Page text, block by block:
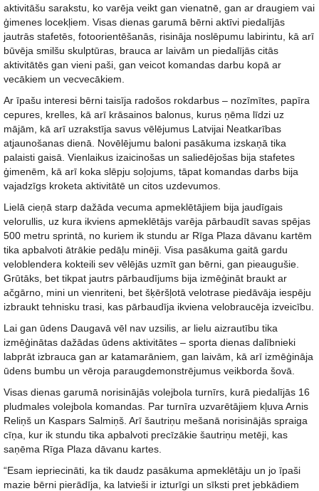
aktivitāšu sarakstu, ko varēja veikt gan vienatnē, gan ar draugiem vai
ģimenes locekļiem. Visas dienas garumā bērni aktīvi piedalījās
jautrās stafetēs, fotoorientēšanās, risināja noslēpumu labirintu, kā arī
būvēja smilšu skulptūras, brauca ar laivām un piedalījās citās
aktivitātēs gan vieni paši, gan veicot komandas darbu kopā ar
vecākiem un vecvecākiem.
Ar īpašu interesi bērni taisīja radošos rokdarbus – nozīmītes, papīra
cepures, krelles, kā arī krāsainos balonus, kurus ņēma līdzi uz
mājām, kā arī uzrakstīja savus vēlējumus Latvijai Neatkarības
atjaunošanas dienā. Novēlējumu baloni pasākuma izskaņā tika
palaisti gaisā. Vienlaikus izaicinošas un saliedējošas bija stafetes
ģimenēm, kā arī koka slēpju soļojums, tāpat komandas darbs bija
vajadzīgs kroketa aktivitātē un citos uzdevumos.
Lielā cieņā starp dažāda vecuma apmeklētājiem bija jaudīgais
velorullis, uz kura ikviens apmeklētājs varēja pārbaudīt savas spējas
500 metru sprintā, no kuriem ik stundu ar Rīga Plaza dāvanu kartēm
tika apbalvoti ātrākie pedāļu minēji. Visa pasākuma gaitā gardu
veloblendera kokteili sev vēlējās uzmīt gan bērni, gan pieaugušie.
Grūtāks, bet tikpat jautrs pārbaudījums bija izmēģināt braukt ar
ačgārno, mini un vienriteni, bet šķēršļotā velotrase piedāvāja iespēju
izbraukt tehnisku trasi, kas pārbaudīja ikviena velobraucēja izveicību.
Lai gan ūdens Daugavā vēl nav uzsilis, ar lielu aizrautību tika
izmēģinātas dažādas ūdens aktivitātes – sporta dienas dalībnieki
labprāt izbrauca gan ar katamarāniem, gan laivām, kā arī izmēģināja
ūdens bumbu un vēroja paraugdemonstrējumus veikborda šovā.
Visas dienas garumā norisinājās volejbola turnīrs, kurā piedalījās 16
pludmales volejbola komandas. Par turnīra uzvarētājiem kļuva Arnis
Reliņš un Kaspars Salmiņš. Arī šautriņu mešanā norisinājās spraiga
cīņa, kur ik stundu tika apbalvoti precīzākie šautriņu metēji, kas
saņēma Rīga Plaza dāvanu kartes.
“Esam iepriecināti, ka tik daudz pasākuma apmeklētāju un jo īpaši
mazie bērni pierādīja, ka latvieši ir izturīgi un sīksti pret jebkādiem